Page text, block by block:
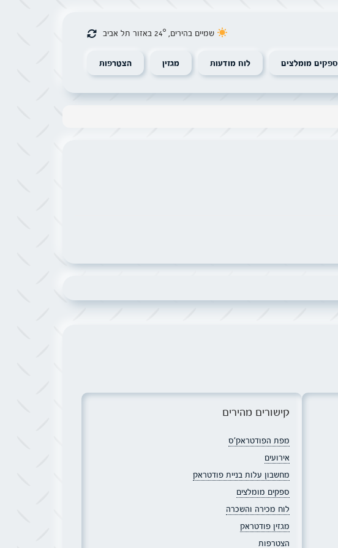
שמיים בהירים, 24° באזור תל אביב
ספקים מומלצים לוח מודעות מגזין הצטרפות
קישורים מהירים
מפת הפודטראק׳ס
אירועים
מחשבון עלות בניית פודטראק
ספקים מומלצים
לוח מכירה והשכרה
מגזין פודטראק
הצטרפות